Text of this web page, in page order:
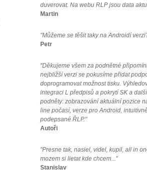
duverovat. Na webu RLP jsou data
Martin
"Můžeme se těšit taky na Androidí
Petr
"Děkujeme všem za podnětné
nejbližší verzi se pokusíme přidat
doprogramovat možnost tisku.
integraci L předpisů a pokrytí SK a
podněty: zobrazování aktuální pozice
line počasí, verze pro Android,
podepsané ŘLP."
Autoři
"Presne tak, nasiel, videl, kupil, all in
mozem si lietat kde chcem..."
Stanislav